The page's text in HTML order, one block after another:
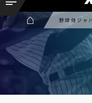
野球侍ジャ